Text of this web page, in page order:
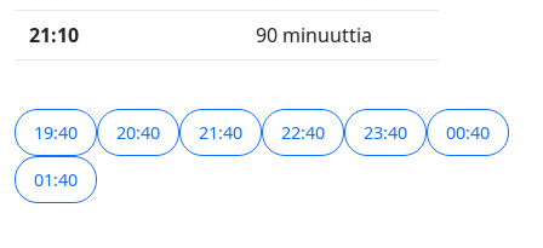
21:10
90 minuuttia
19:40 20:40 21:40 22:40 23:40 00:40
01:40